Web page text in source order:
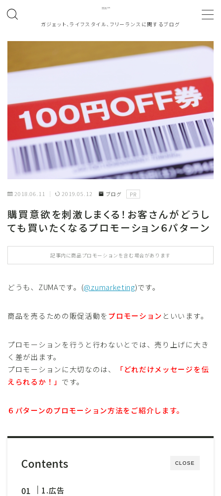
ガジェット、ライフスタイル、フリーランスに関するブログ
ホーム
About
働き方
note
お問い合わせ
カテゴリ一覧
2018.06.11 2019.05.12 ブログ PR
購買意欲を刺激しまくる！お客さんがどうし
ても買いたくなるプロモーション６パターン
記事内に商品プロモーションを含む場合があります
どうも、ZUMAです。(@zumarketing)です。
商品を売るための販促活動をプロモーション といいます。
プロモーションを行うと行わないとでは、売り上げに大き
く差が出ます。
プロモーションに大切なのは、
「どれだけメッセージを伝
えられるか！」 です。
６パターンのプロモーション方法をご紹介します。
CLOSE
Contents
1.広告